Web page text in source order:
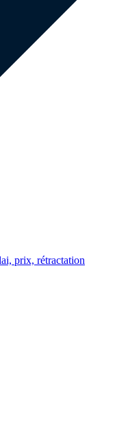
prix, rétractation